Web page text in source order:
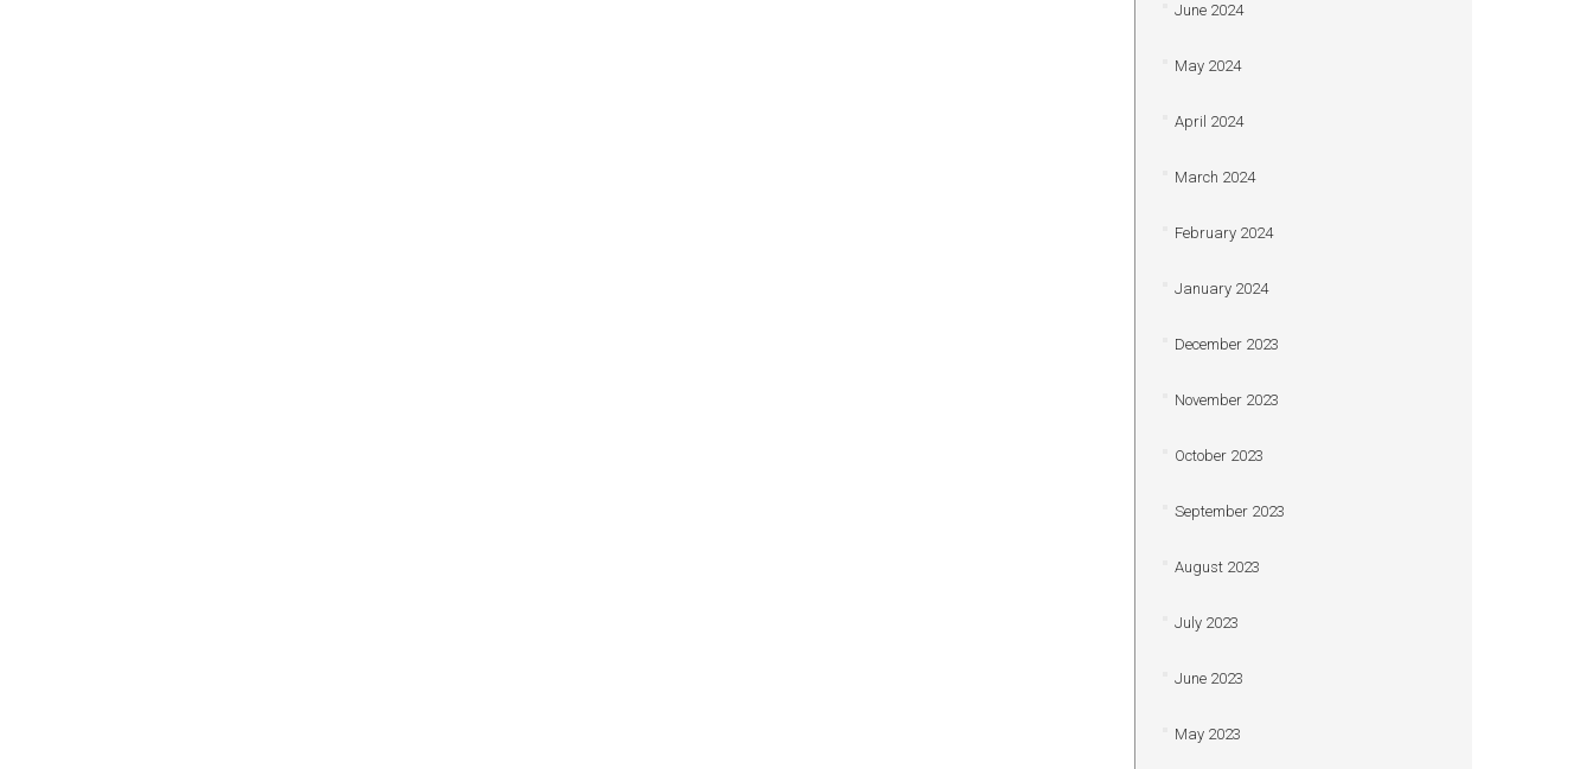
June 2024
May 2024
April 2024
March 2024
February 2024
January 2024
December 2023
November 2023
October 2023
September 2023
August 2023
July 2023
June 2023
May 2023